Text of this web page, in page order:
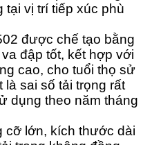
vị trí tiếp xúc phù
được chế tạo bằng
đập tốt, kết hợp với
cao, cho tuổi thọ sử
là sai số tải trọng rất
dụng theo năm tháng
cỡ lớn, kích thước dài